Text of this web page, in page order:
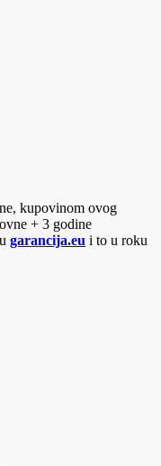
kupovinom ovog
+ 3 godine
garancija.eu i to u roku